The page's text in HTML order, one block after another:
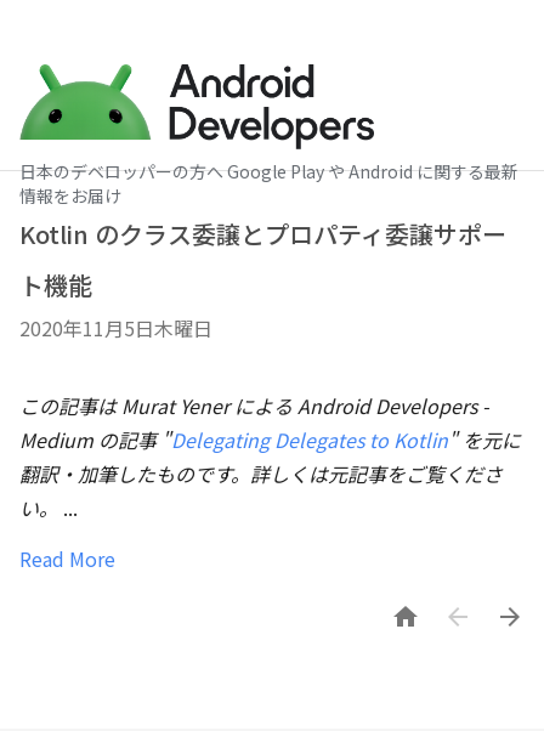
日本のデベロッパーの方へ Google Play や Android に関する最新
情報をお届け
Kotlin のクラス委譲とプロパティ委譲サポー
ト機能
2020年11月5日木曜日
この記事は Murat Yener による Android Developers -
Medium の記事 "Delegating Delegates to Kotlin" を元に
翻訳・加筆したものです。詳しくは元記事をご覧くださ
い。
...
Read More

 